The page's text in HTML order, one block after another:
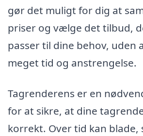
gør det muligt for dig at
priser og vælge det tilbud,
passer til dine behov, uden
meget tid og anstrengelse.
Tagrenderens er en
for at sikre, at dine
korrekt. Over tid kan blade,